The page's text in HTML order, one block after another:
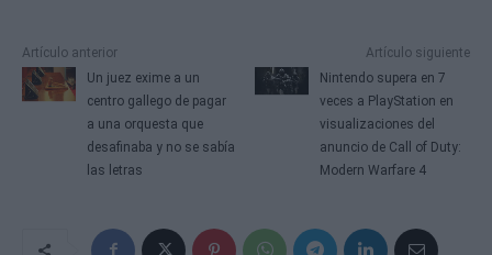
Artículo anterior
Un juez exime a un
centro gallego de pagar
a una orquesta que
desafinaba y no se sabía
las letras
Artículo siguiente
Nintendo supera en 7
veces a PlayStation en
visualizaciones del
anuncio de Call of Duty:
Modern Warfare 4